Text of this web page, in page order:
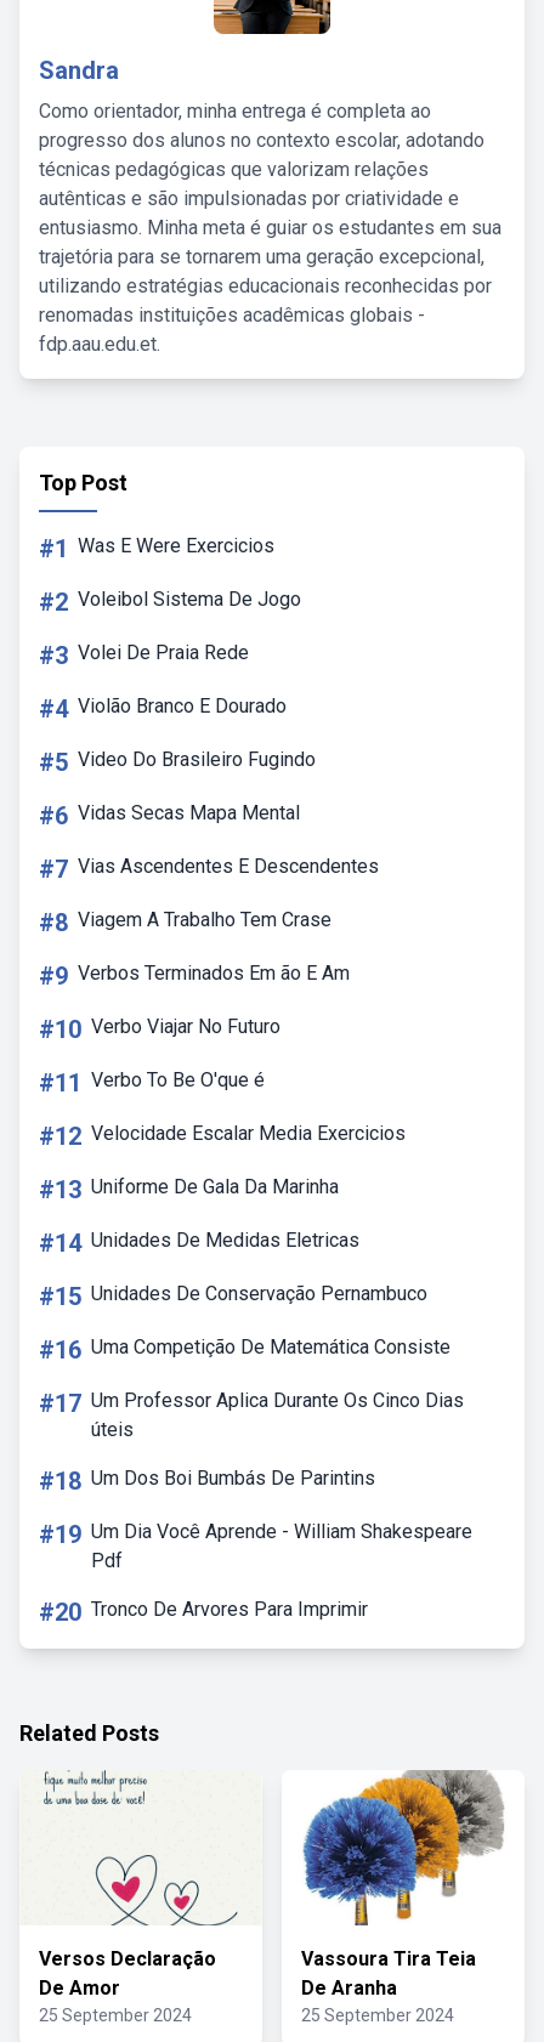
Sandra
Como orientador, minha entrega é completa ao
progresso dos alunos no contexto escolar, adotando
técnicas pedagógicas que valorizam relações
autênticas e são impulsionadas por criatividade e
entusiasmo. Minha meta é guiar os estudantes em sua
trajetória para se tornarem uma geração excepcional,
utilizando estratégias educacionais reconhecidas por
renomadas instituições acadêmicas globais -
fdp.aau.edu.et.
Top Post
#1 Was E Were Exercicios
#2 Voleibol Sistema De Jogo
#3 Volei De Praia Rede
#4 Violão Branco E Dourado
#5 Video Do Brasileiro Fugindo
#6 Vidas Secas Mapa Mental
#7 Vias Ascendentes E Descendentes
#8 Viagem A Trabalho Tem Crase
#9 Verbos Terminados Em ão E Am
#10 Verbo Viajar No Futuro
#11 Verbo To Be O'que é
#12 Velocidade Escalar Media Exercicios
#13 Uniforme De Gala Da Marinha
#14 Unidades De Medidas Eletricas
#15 Unidades De Conservação Pernambuco
#16 Uma Competição De Matemática Consiste
#17 Um Professor Aplica Durante Os Cinco Dias
úteis
#18 Um Dos Boi Bumbás De Parintins
#19 Um Dia Você Aprende - William Shakespeare
Pdf
#20 Tronco De Arvores Para Imprimir
Related Posts
Versos Declaração
De Amor
25 September 2024
Vassoura Tira Teia
De Aranha
25 September 2024